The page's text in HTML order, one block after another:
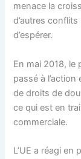
menace la
d’autres
d’espérer.
En mai 2018, le
passé à l’action
de droits de
ce qui est en
commerciale.
L’UE a réagi en